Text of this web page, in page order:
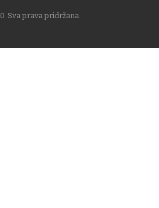
Sva prava pridržana.